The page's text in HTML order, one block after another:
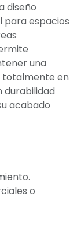
diseño
para espacios
una
totalmente en
durabilidad
acabado
o